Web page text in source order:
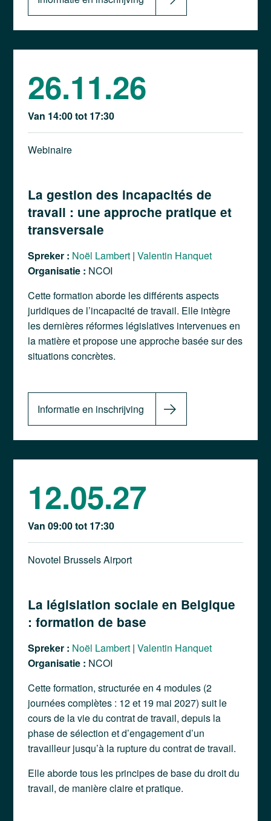
26.11.26
Van 14:00 tot 17:30
Webinaire
La gestion des incapacités de
travail : une approche pratique et
transversale
Spreker : Noël Lambert |Valentin Hanquet
Organisatie : NCOI
Cette formation aborde les différents aspects
juridiques de l’incapacité de travail. Elle intègre
les dernières réformes législatives intervenues en
la matière et propose une approche basée sur des
situations concrètes.
Informatie en inschrijving
12.05.27
Van 09:00 tot 17:30
Novotel Brussels Airport
La législation sociale en Belgique
: formation de base
Spreker : Noël Lambert |Valentin Hanquet
Organisatie : NCOI
Cette formation, structurée en 4 modules (2
journées complètes : 12 et 19 mai 2027) suit le
cours de la vie du contrat de travail, depuis la
phase de sélection et d’engagement d’un
travailleur jusqu’à la rupture du contrat de travail.
Elle aborde tous les principes de base du droit du
travail, de manière claire et pratique.